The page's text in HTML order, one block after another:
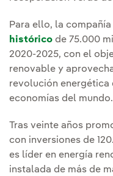
Para ello, la
histórico de 75.000
2020-2025, con el
renovable y
revolución energética
economías del mundo.
Tras veinte años
con inversiones de
es líder en energía
instalada de más de